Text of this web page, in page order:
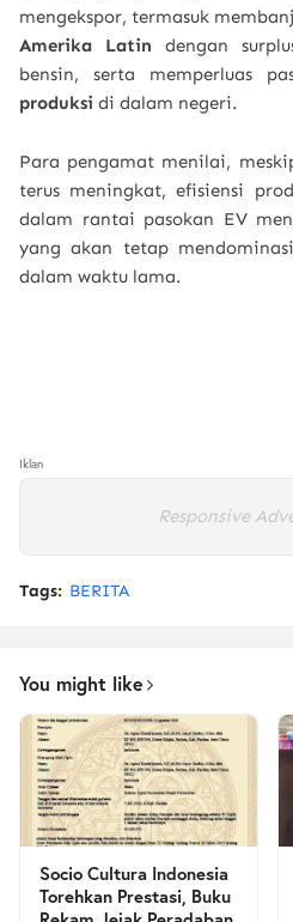
mengekspor, termasuk
Amerika Latin dengan
bensin, serta memperluas
produksi di dalam negeri.
Para pengamat menilai,
terus meningkat, efisiensi
dalam rantai pasokan EV
yang akan tetap
dalam waktu lama.
Iklan
Responsive
Tags: BERITA
You might like
Socio Cultura Indonesia
Torehkan Prestasi, Buku